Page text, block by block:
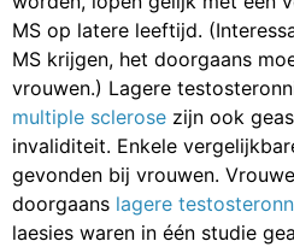
MS op latere leeftijd.
MS krijgen, het doorgaans
vrouwen.) Lagere
multiple sclerose zijn ook
invaliditeit. Enkele
gevonden bij vrouwen.
doorgaans lagere
laesies waren in één studie